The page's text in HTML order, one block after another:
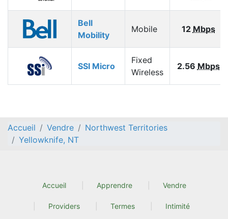
Bell
Mobility
Mobile 12 Mbps
SSI Micro
Fixed
Wireless
2.56 Mbps
Accueil Vendre
Northwest Territories
Yellowknife, NT
Accueil Apprendre Vendre
Providers Termes Intimité